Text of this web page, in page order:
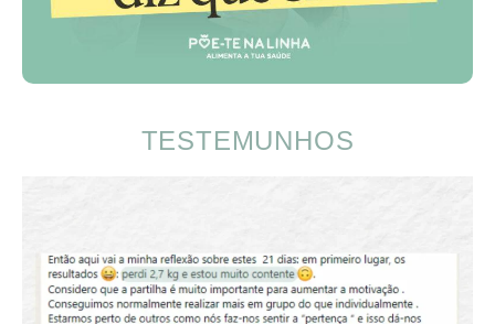
TESTEMUNHOS